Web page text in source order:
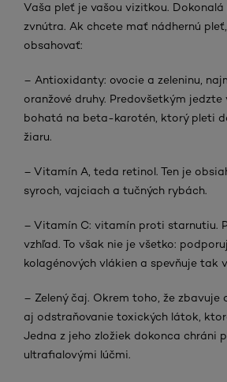
Vaša pleť je vašou vizitkou.
zvnútra. Ak chcete mať nádhernú
obsahovať:
– Antioxidanty: ovocie a zeleninu,
oranžové druhy. Predovšetkým jedzte
bohatá na beta-karotén, ktorý pleti
žiaru.
– Vitamín A, teda retinol. Ten je
syroch, vajciach a tučných rybách.
– Vitamín C: vitamín proti starnutiu.
vzhľad. To však nie je všetko:
kolagénových vlákien a spevňuje tak
– Zelený čaj. Okrem toho, že zbavuje
aj odstraňovanie toxických látok,
Jedna z jeho zložiek dokonca chráni
ultrafialovými lúčmi.